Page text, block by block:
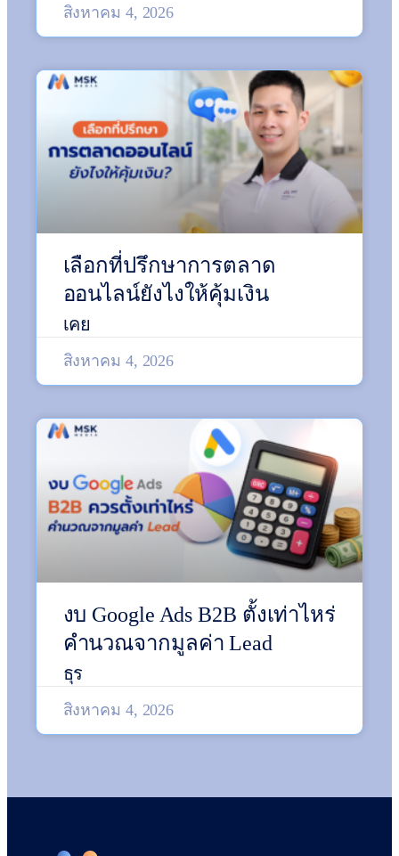
สิงหาคม 4, 2026
เลือกที่ปรึกษาการตลาด
ออนไลน์ยังไงให้คุ้มเงิน
เคย
สิงหาคม 4, 2026
งบ Google Ads B2B ตั้งเท่าไหร่
คำนวณจากมูลค่า Lead
ธุร
สิงหาคม 4, 2026